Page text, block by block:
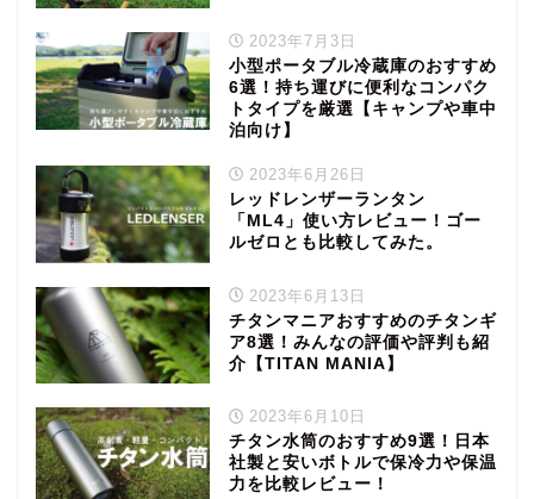
2023年7月3日
小型ポータブル冷蔵庫のおすすめ
6選！持ち運びに便利なコンパク
トタイプを厳選【キャンプや車中
泊向け】
2023年6月26日
レッドレンザーランタン
「ML4」使い方レビュー！ゴー
ルゼロとも比較してみた。
2023年6月13日
チタンマニアおすすめのチタンギ
ア8選！みんなの評価や評判も紹
介【TITAN MANIA】
2023年6月10日
チタン水筒のおすすめ9選！日本
社製と安いボトルで保冷力や保温
力を比較レビュー！